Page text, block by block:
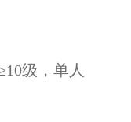
级，单人